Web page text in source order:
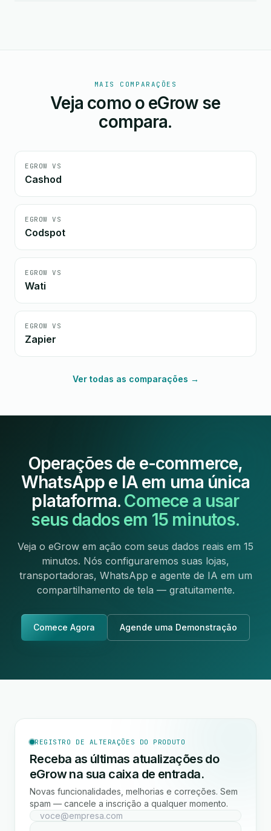
MAIS COMPARAÇÕES
Veja como o eGrow se
compara.
EGROW VS
Cashod
EGROW VS
Codspot
EGROW VS
Wati
EGROW VS
Zapier
Ver todas as comparações →
Operações de e-commerce,
WhatsApp e IA em uma única
plataforma. Comece a usar
seus dados em 15 minutos.
Veja o eGrow em ação com seus dados reais em 15
minutos. Nós configuraremos suas lojas,
transportadoras, WhatsApp e agente de IA em um
compartilhamento de tela — gratuitamente.
Comece Agora Agende uma Demonstração
REGISTRO DE ALTERAÇÕES DO PRODUTO
Receba as últimas atualizações do
eGrow na sua caixa de entrada.
Novas funcionalidades, melhorias e correções. Sem
spam — cancele a inscrição a qualquer momento.